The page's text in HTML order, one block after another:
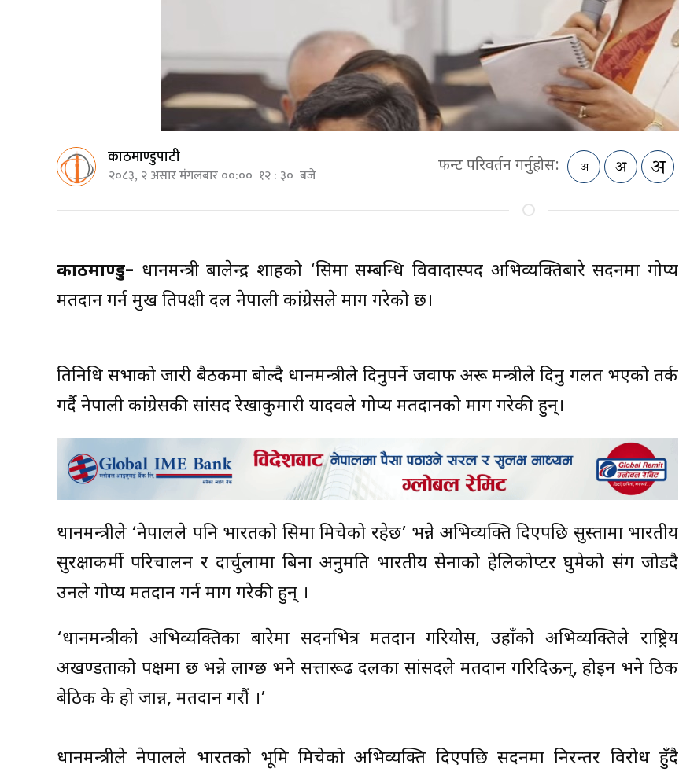
काठमाण्डुपाटी
२०८३, २ असार मंगलबार ००:०० १२ : ३० बजे फन्ट परिवर्तन गर्नुहोस:
काठमाण्डु– प्रधानमन्त्री बालेन्द्र शाहको ‘सिमा सम्बन्धि विवादास्पद अभिव्यक्तिबारे सदनमा गोप्य
मतदान गर्न प्रमुख प्रतिपक्षी दल नेपाली कांग्रेसले माग गरेको छ।
प्रतिनिधि सभाको जारी बैठकमा बोल्दै प्रधानमन्त्रीले दिनुपर्ने जवाफ अरू मन्त्रीले दिनु गलत भएको तर्क
गर्दै नेपाली कांग्रेसकी सांसद रेखाकुमारी यादवले गोप्य मतदानको माग गरेकी हुन्।
प्रधानमन्त्रीले ‘नेपालले पनि भारतको सिमा मिचेको रहेछ’ भन्ने अभिव्यक्ति दिएपछि सुस्तामा भारतीय
सुरक्षाकर्मी परिचालन र दार्चुलामा बिना अनुमति भारतीय सेनाको हेलिकोप्टर घुमेको प्रसंग जोडदै
उनले गोप्य मतदान गर्न माग गरेकी हुन् ।
‘प्रधानमन्त्रीको अभिव्यक्तिका बारेमा सदनभित्र मतदान गरियोस, उहाँको अभिव्यक्तिले राष्ट्रिय
अखण्डताको पक्षमा छ भन्ने लाग्छ भने सत्तारूढ दलका सांसदले मतदान गरिदिऊन्, होइन भने ठिक
बेठिक के हो जान्न, मतदान गरौं ।’
प्रधानमन्त्रीले नेपालले भारतको भूमि मिचेको अभिव्यक्ति दिएपछि सदनमा निरन्तर विरोध हुँदै